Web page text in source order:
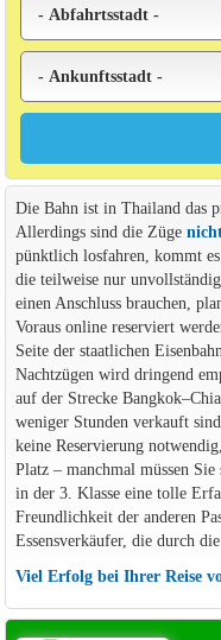
Die Bahn ist in Thailand das
Allerdings sind die Züge
pünktlich losfahren, kommt
die teilweise nur
einen Anschluss brauchen,
Voraus online reserviert
Seite der staatlichen
Nachtzügen wird dringend
auf der Strecke
weniger Stunden verkauft
keine Reservierung
Platz – manchmal müssen
in der 3. Klasse eine tolle
Freundlichkeit der anderen
Essensverkäufer, die durch
Viel Erfolg bei Ihrer Reise